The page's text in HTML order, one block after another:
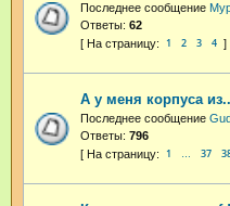
Последнее сообщение
Ответы: 62
1 2 3 4
А у меня корпуса
Последнее сообщение
Ответы: 796
1 … 37